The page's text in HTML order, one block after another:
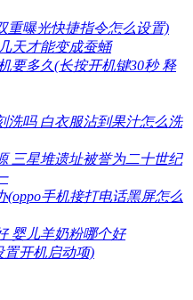
重曝光快捷指令怎么设置)
天才能变成蚕蛹
要多久(长按开机键30秒 释
洗吗 白衣服沾到果汁怎么洗
三星堆遗址被誉为二十世纪
手机接打电话黑屏怎么
婴儿羊奶粉哪个好
置开机启动项)